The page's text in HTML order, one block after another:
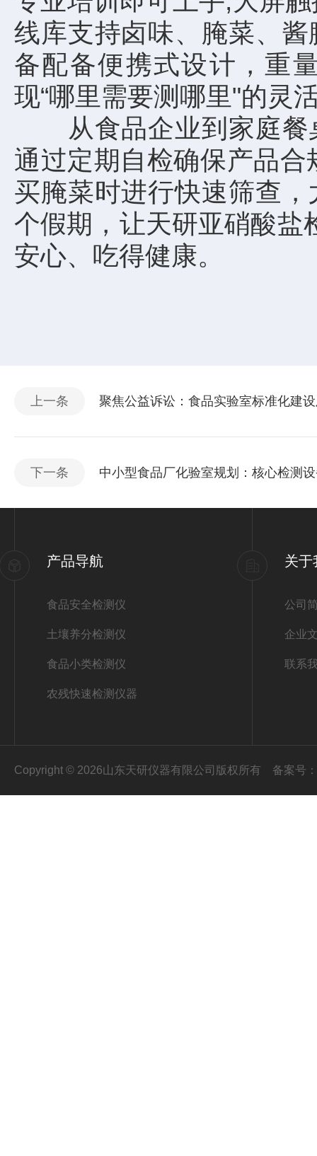
线库支持卤味、腌菜、
备配备便携式设计，重
现“哪里需要测哪里"的灵
从食品企业到家庭餐
通过定期自检确保产品
买腌菜时进行快速筛查
个假期，让天研亚硝酸盐
安心、吃得健康。
上一条 聚焦公益诉讼：食品实验室标准化建
下一条 中小型食品厂化验室规划：核心检测
产品导航
食品安全检测仪
土壤养分检测仪
食品小类检测仪
农残快速检测仪器
关于
公司
企业
联系
Copyright © 2026山东天研仪器有限公司版权所有 备案号